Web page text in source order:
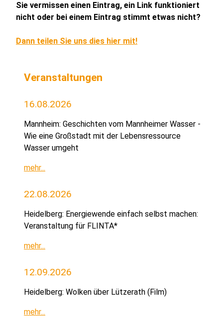
Sie vermissen einen Eintrag, ein Link funktioniert
nicht oder bei einem Eintrag stimmt etwas nicht?
Dann teilen Sie uns dies hier mit!
Veranstaltungen
16.08.2026
Mannheim: Geschichten vom Mannheimer Wasser -
Wie eine Großstadt mit der Lebensressource
Wasser umgeht
mehr...
22.08.2026
Heidelberg: Energiewende einfach selbst machen:
Veranstaltung für FLINTA*
mehr...
12.09.2026
Heidelberg: Wolken über Lützerath (Film)
mehr...